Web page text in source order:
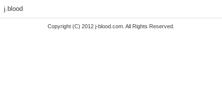
j.blood
Copyright (C) 2012 j-blood.com. All Rights Reserved.